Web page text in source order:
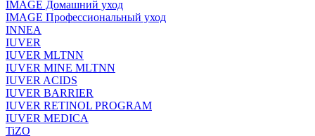
IMAGE Домашний уход
IMAGE Профессиональный уход
INNEA
IUVER
IUVER MLTNN
IUVER MINE MLTNN
IUVER ACIDS
IUVER BARRIER
IUVER RETINOL PROGRAM
IUVER MEDICA
TiZO